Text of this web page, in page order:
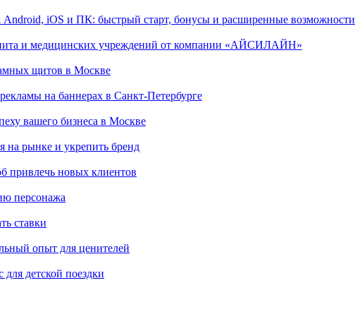
iOS и ПК: быстрый старт, бонусы и расширенные возможности
и медицинских учреждений от компании «АЙСИЛАЙН»
щитов в Москве
на баннерах в Санкт-Петербурге
вашего бизнеса в Москве
на рынке и укрепить бренд
привлечь новых клиентов
персонажа
ставки
опыт для ценителей
детской поездки